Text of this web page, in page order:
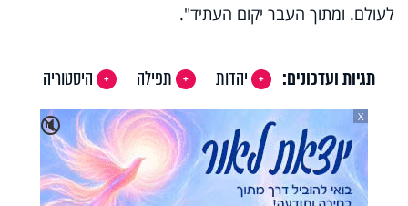
לעולם. ומתוך העבר יקום העתיד"
.
תגיות ועדכונים: יהדות תפילה
היסטוריה
🔇
X